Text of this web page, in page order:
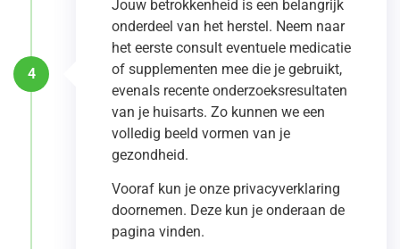
Jouw betrokkenheid is een belangrijk
onderdeel van het herstel. Neem naar
het eerste consult eventuele medicatie
of supplementen mee die je gebruikt,
evenals recente onderzoeksresultaten
van je huisarts. Zo kunnen we een
volledig beeld vormen van je
gezondheid.
Vooraf kun je onze privacyverklaring
doornemen. Deze kun je onderaan de
pagina vinden.
4